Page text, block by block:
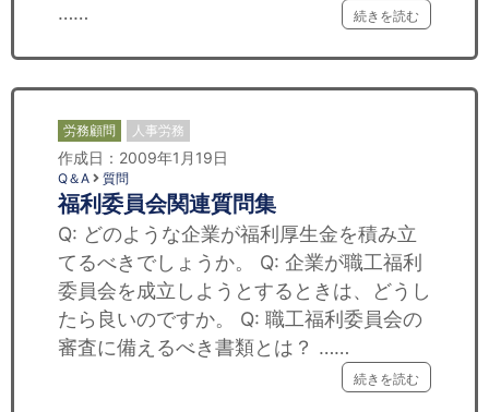
……
続きを読む
労務顧問 人事労務
作成日：2009年1月19日
Q＆A 質問
福利委員会関連質問集
Q: どのような企業が福利厚生金を積み立
てるべきでしょうか。 Q: 企業が職工福利
委員会を成立しようとするときは、どうし
たら良いのですか。 Q: 職工福利委員会の
審査に備えるべき書類とは？ ……
続きを読む